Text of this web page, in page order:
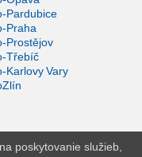
Pardubice
Praha
Prostějov
Třebíč
Karlovy Vary
poskytovanie služieb,